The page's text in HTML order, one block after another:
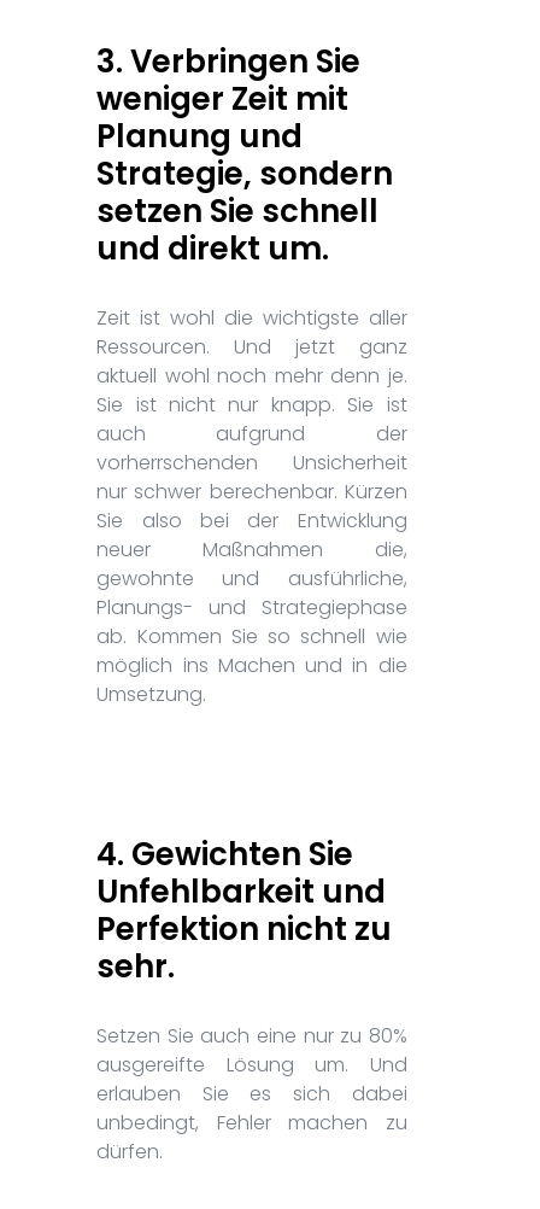
3. Verbringen Sie
weniger Zeit mit
Planung und
Strategie, sondern
setzen Sie schnell
und direkt um.
Zeit ist wohl die wichtigste aller
Ressourcen. Und jetzt ganz
aktuell wohl noch mehr denn je.
Sie ist nicht nur knapp. Sie ist
auch aufgrund der
vorherrschenden Unsicherheit
nur schwer berechenbar. Kürzen
Sie also bei der Entwicklung
neuer Maßnahmen die,
gewohnte und ausführliche,
Planungs- und Strategiephase
ab. Kommen Sie so schnell wie
möglich ins Machen und in die
Umsetzung.
4. Gewichten Sie
Unfehlbarkeit und
Perfektion nicht zu
sehr.
Setzen Sie auch eine nur zu 80%
ausgereifte Lösung um. Und
erlauben Sie es sich dabei
unbedingt, Fehler machen zu
dürfen.